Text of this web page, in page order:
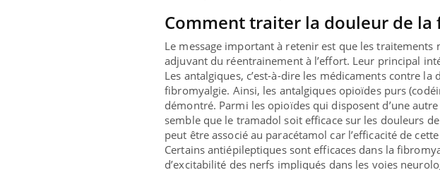
Comment traiter la douleur de la
Le message important à retenir est que les
adjuvant du réentrainement à l’effort. Leur principal
Les antalgiques, c’est-à-dire les médicaments contre
fibromyalgie. Ainsi, les antalgiques opioïdes purs
démontré. Parmi les opioïdes qui disposent d’une
semble que le tramadol soit efficace sur les douleurs
peut être associé au paracétamol car l’efficacité de
Certains antiépileptiques sont efficaces dans la
d’excitabilité des nerfs impliqués dans les voies